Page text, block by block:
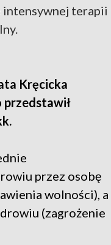
intensywnej terapii
Kręcicka
przez osobę
wolności), a
(zagrożenie